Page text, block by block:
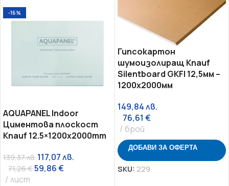
-16%
AQUAPANEL Indoor
Циментова плоскост
Knauf 12.5×1200х2000mm
139,37лв. 117,07лв.
71,26€59,86€
лист
Гипсокартон
шумоизолиращ Knauf
Silentboard GKFI 12,5мм –
1200х2000мм
149,84лв.
76,61 €
брой
ДОБАВИ ЗА ОФЕРТА
SKU: 229